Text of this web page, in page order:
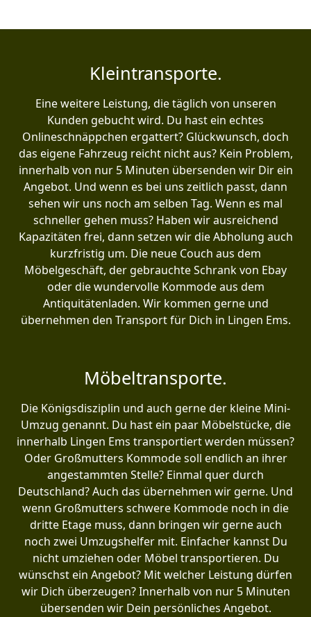
Kleintransporte.
Eine weitere Leistung, die täglich von unseren
Kunden gebucht wird. Du hast ein echtes
Onlineschnäppchen ergattert? Glückwunsch, doch
das eigene Fahrzeug reicht nicht aus? Kein Problem,
innerhalb von nur 5 Minuten übersenden wir Dir ein
Angebot. Und wenn es bei uns zeitlich passt, dann
sehen wir uns noch am selben Tag. Wenn es mal
schneller gehen muss? Haben wir ausreichend
Kapazitäten frei, dann setzen wir die Abholung auch
kurzfristig um. Die neue Couch aus dem
Möbelgeschäft, der gebrauchte Schrank von Ebay
oder die wundervolle Kommode aus dem
Antiquitätenladen. Wir kommen gerne und
übernehmen den Transport für Dich in Lingen Ems.
Möbeltransporte.
Die Königsdisziplin und auch gerne der kleine Mini-
Umzug genannt. Du hast ein paar Möbelstücke, die
innerhalb Lingen Ems transportiert werden müssen?
Oder Großmutters Kommode soll endlich an ihrer
angestammten Stelle? Einmal quer durch
Deutschland? Auch das übernehmen wir gerne. Und
wenn Großmutters schwere Kommode noch in die
dritte Etage muss, dann bringen wir gerne auch
noch zwei Umzugshelfer mit. Einfacher kannst Du
nicht umziehen oder Möbel transportieren. Du
wünschst ein Angebot? Mit welcher Leistung dürfen
wir Dich überzeugen? Innerhalb von nur 5 Minuten
übersenden wir Dein persönliches Angebot.